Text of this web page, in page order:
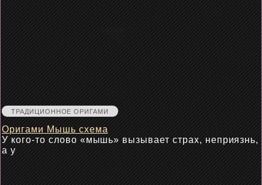
ТРАДИЦИОННОЕ ОРИГАМИ
Оригами Мышь схема
У кого-то слово «мышь» вызывает страх, неприязнь,
а у